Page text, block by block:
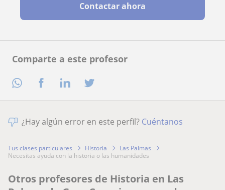
Comparte a este profesor
Contactar ahora
¿Hay algún error en este perfil? Cuéntanos
Tus clases particulares Historia
Las Palmas
necesitas ayuda con la historia o las humanidades
Otros profesores de Historia en Las